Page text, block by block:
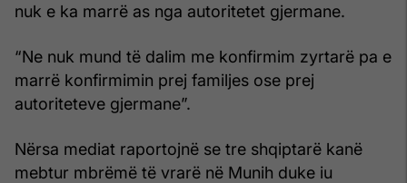
nuk e ka marrë as nga autoritetet gjermane.
“Ne nuk mund të dalim me konfirmim zyrtarë pa e
marrë konfirmimin prej familjes ose prej
autoriteteve gjermane”.
Nërsa mediat raportojnë se tre shqiptarë kanë
mebtur mbrëmë të vrarë në Munih duke iu